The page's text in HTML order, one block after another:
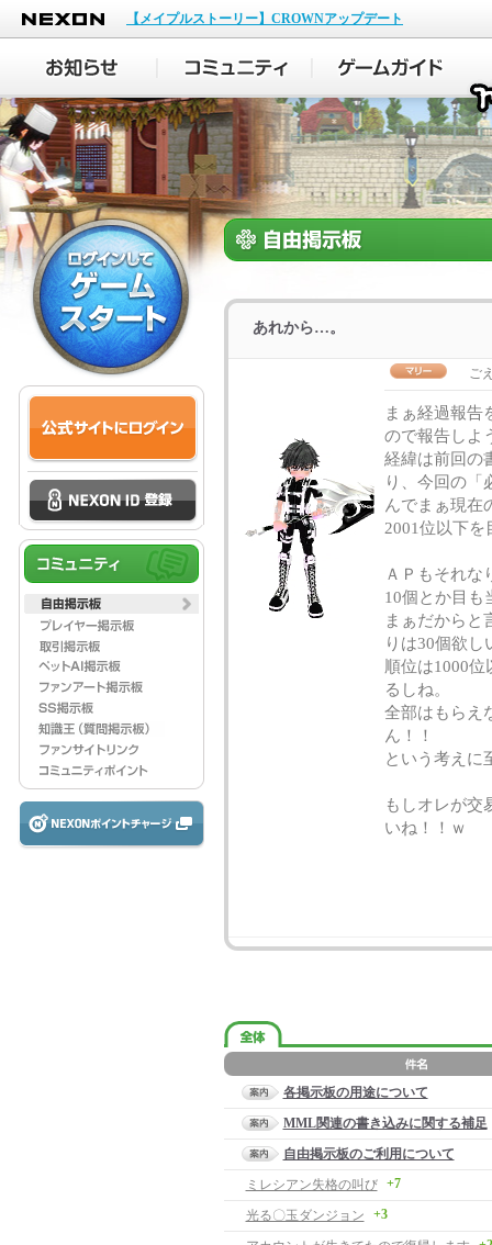
NEXON
【メイプルストーリー】CROWNアップデート
あれから…。
ご
まぁ経過報告
ので報告しよ
経緯は前回の
り、今回の「
んでまぁ現在
2001位以下
ＡＰもそれな
10個とか目も
まぁだからと
りは30個欲し
順位は1000
るしね。
全部はもらえ
ん！！
という考えに
もしオレが交
いね！！ｗ
各掲示板の用途について
MML関連の書き込みに関する補足
自由掲示板のご利用について
ミレシアン失格の叫び
+7
光る〇玉ダンジョン +3